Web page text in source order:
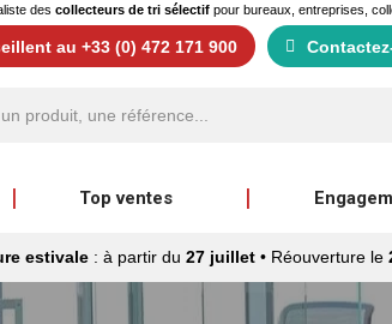
des collecteurs de tri sélectifpour bureaux, entreprises,
au +33 (0) 472 171 900
Top ventes
estivale : à partir du 27 juillet • Réouverture le